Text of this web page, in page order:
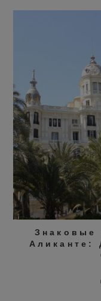
Знаковые
Аликанте: